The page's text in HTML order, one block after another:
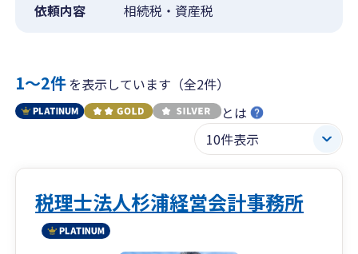
依頼内容
相続税・資産税
1〜2件を表示しています（全2件）
とは
税理士法人杉浦経営会計事務所